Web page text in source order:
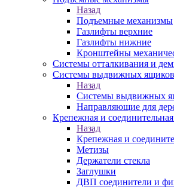
Назад
Подъемные механизмы
Газлифты верхние
Газлифты нижние
Кронштейны
Системы отталкивания и
Системы выдвижных ящиков
Назад
Системы выдвижных
Направляющие для
Крепежная и
Назад
Крепежная и
Метизы
Держатели стекла
Заглушки
ДВП соединители и